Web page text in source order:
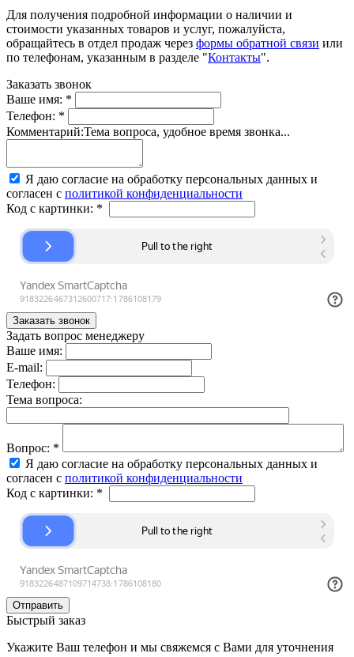
Для получения подробной информации о наличии и
стоимости указанных товаров и услуг, пожалуйста,
обращайтесь в отдел продаж через формы обратной связи или
по телефонам, указанным в разделе "Контакты".
Заказать звонок
Ваше имя: *
Телефон: *
Комментарий:Тема вопроса, удобное время звонка...
Я даю согласие на обработку персональных данных и
согласен с политикой конфиденциальности
Код с картинки: *
Задать вопрос менеджеру
Ваше имя:
E-mail:
Телефон:
Тема вопроса:
Вопрос: *
Я даю согласие на обработку персональных данных и
согласен с политикой конфиденциальности
Код с картинки: *
Быстрый заказ
Укажите Ваш телефон и мы свяжемся с Вами для уточнения